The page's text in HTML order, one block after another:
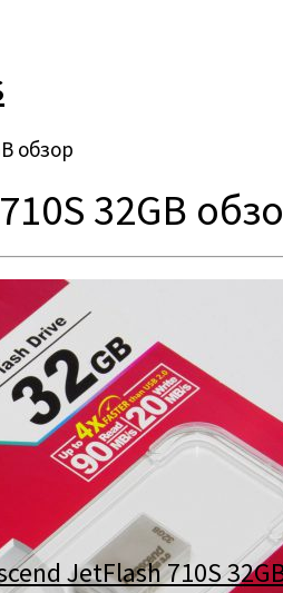
обзор
32GB
JetFlash 710S